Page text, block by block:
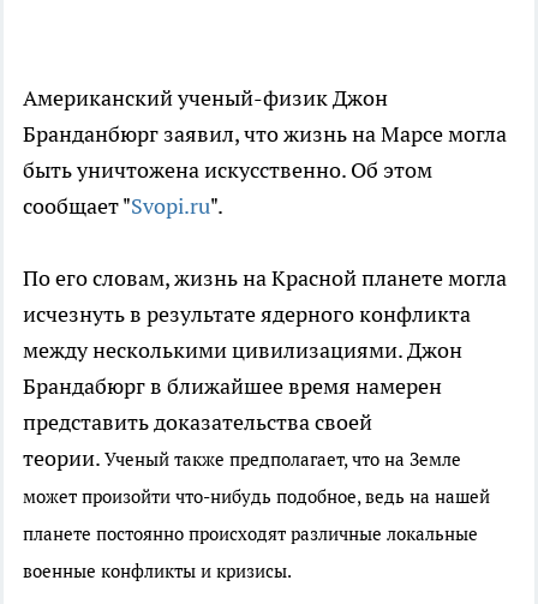
Американский ученый-физик Джон
Бранданбюрг заявил, что жизнь на Марсе могла
быть уничтожена искусственно. Об этом
сообщает "Svopi.ru".
По его словам, жизнь на Красной планете могла
исчезнуть в результате ядерного конфликта
между несколькими цивилизациями. Джон
Брандабюрг в ближайшее время намерен
представить доказательства своей
теории. Ученый также предполагает, что на Земле
может произойти что-нибудь подобное, ведь на нашей
планете постоянно происходят различные локальные
военные конфликты и кризисы.